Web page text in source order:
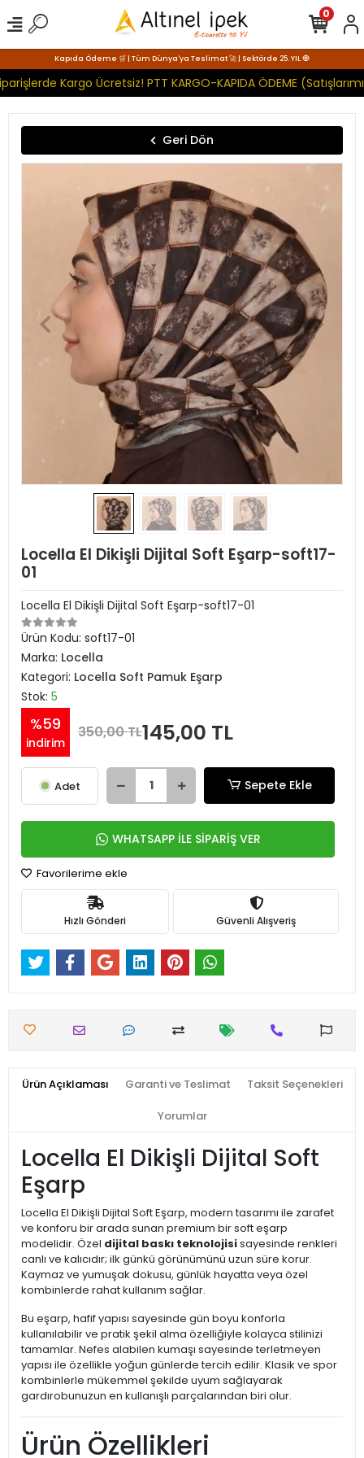
Kapıda Ödeme 🛒 | Tüm Dünya'ya Teslimat 🚀 | Sektörde 25. YIL 🧿
Kargo Ücretsiz! PTT KARGO-KAPIDA ÖDEME
0
Geri Dön
Locella El Dikişli Dijital Soft Eşarp-soft17-
01
Locella El Dikişli Dijital Soft Eşarp-soft17-01
Ürün Kodu: soft17-01
Marka: Locella
Kategori: Locella Soft Pamuk Eşarp
Stok: 5
%59
indirim
350,00 TL145,00 TL
Adet Sepete Ekle
WHATSAPP İLE SİPARİŞ VER
Favorilerime ekle
Hızlı Gönderi Güvenli Alışveriş
Ürün Açıklaması Garanti ve Teslimat Taksit Seçenekleri
Yorumlar
Locella El Dikişli Dijital Soft
Eşarp
Locella El Dikişli Dijital Soft Eşarp, modern tasarımı ile zarafet
ve konforu bir arada sunan premium bir soft eşarp
modelidir. Özel dijital baskı teknolojisisayesinde renkleri
canlı ve kalıcıdır; ilk günkü görünümünü uzun süre korur.
Kaymaz ve yumuşak dokusu, günlük hayatta veya özel
kombinlerde rahat kullanım sağlar.
Bu eşarp, hafif yapısı sayesinde gün boyu konforla
kullanılabilir ve pratik şekil alma özelliğiyle kolayca stilinizi
tamamlar. Nefes alabilen kumaşı sayesinde terletmeyen
yapısı ile özellikle yoğun günlerde tercih edilir. Klasik ve spor
kombinlerle mükemmel şekilde uyum sağlayarak
gardırobunuzun en kullanışlı parçalarından biri olur.
Ürün Özellikleri